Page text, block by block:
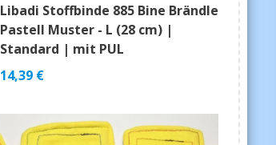
Libadi Stoffbinde 885 Bine Brändle
Pastell Muster - L (28 cm) |
Standard | mit PUL
14,39 €